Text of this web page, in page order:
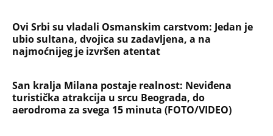
Ovi Srbi su vladali Osmanskim carstvom: Jedan je
ubio sultana, dvojica su zadavljena, a na
najmoćnijeg je izvršen atentat
San kralja Milana postaje realnost: Neviđena
turistička atrakcija u srcu Beograda, do
aerodroma za svega 15 minuta (FOTO/VIDEO)